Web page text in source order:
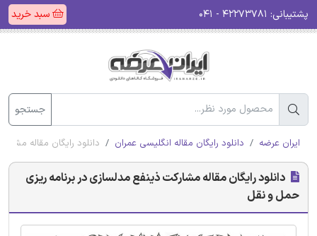
پشتیبانی: سبد خرید
جستجو
ایران عرضه دانلود رایگان مقاله انگلیسی عمران دانلود رایگان مقاله
دانلود رایگان مقاله مشارکت ذینفع مدلسازی در برنامه ریزی
حمل و نقل